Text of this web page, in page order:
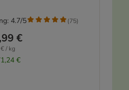
€
/ kg
€
4.7/5 (75)